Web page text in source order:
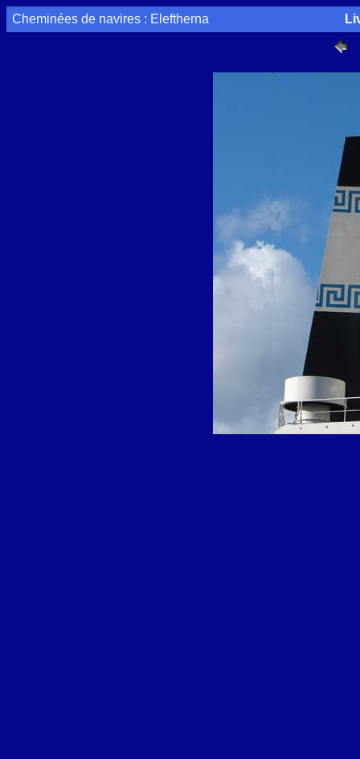
Cheminées de navires : Eleftherna